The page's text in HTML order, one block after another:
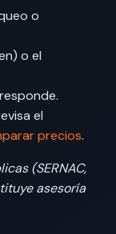
o
o el
el
precios.
(SERNAC,
asesoría